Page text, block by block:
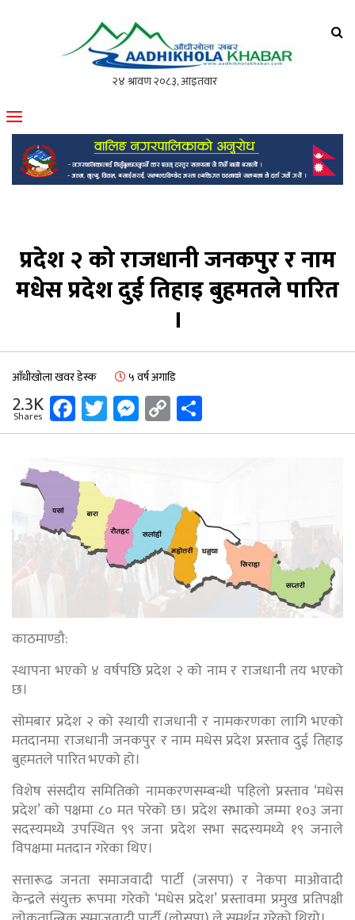
मोफसलकै लोकप्रिय अनलाइन पत्रिका
प्रदेश २ को राजधानी जनकपुर र नाम
मधेस प्रदेश दुई तिहाइ बुहमतले पारित
।
आँधीखोला खवर डेस्क ५ वर्ष अगाडि
2.3K
Shares Facebook
Twitter
Messenger
Copy
Link
काठमाण्डौ:
स्थापना भएको ४ वर्षपछि प्रदेश २ को नाम र राजधानी तय भएको
छ।
सोमबार प्रदेश २ को स्थायी राजधानी र नामकरणका लागि भएको
मतदानमा राजधानी जनकपुर र नाम मधेस प्रदेश प्रस्ताव दुई तिहाइ
बुहमतले पारित भएको हो।
विशेष संसदीय समितिको नामकरणसम्बन्धी पहिलो प्रस्ताव ‘मधेस
प्रदेश’ को पक्षमा ८० मत परेको छ। प्रदेश सभाको जम्मा १०३ जना
सदस्यमध्ये उपस्थित ९९ जना प्रदेश सभा सदस्यमध्ये १९ जनाले
विपक्षमा मतदान गरेका थिए।
सत्तारूढ जनता समाजवादी पार्टी (जसपा) र नेकपा माओवादी
केन्द्रले संयुक्त रूपमा गरेको ‘मधेस प्रदेश’ प्रस्तावमा प्रमुख प्रतिपक्षी